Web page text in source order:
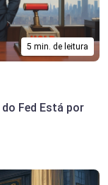
5 min. de leitura
Fed Está por